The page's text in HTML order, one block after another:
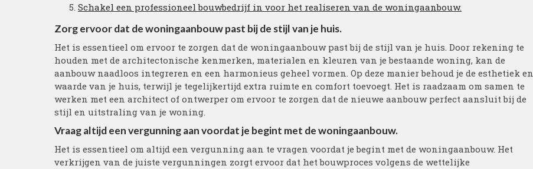
Schakel een professioneel bouwbedrijf in voor het realiseren van de woningaanbouw.
Zorg ervoor dat de woningaanbouw past bij de stijl van je huis.
Het is essentieel om ervoor te zorgen dat de woningaanbouw past bij de stijl van je huis. Door rekening te
houden met de architectonische kenmerken, materialen en kleuren van je bestaande woning, kan de
aanbouw naadloos integreren en een harmonieus geheel vormen. Op deze manier behoud je de esthetiek en
waarde van je huis, terwijl je tegelijkertijd extra ruimte en comfort toevoegt. Het is raadzaam om samen te
werken met een architect of ontwerper om ervoor te zorgen dat de nieuwe aanbouw perfect aansluit bij de
stijl en uitstraling van je woning.
Vraag altijd een vergunning aan voordat je begint met de woningaanbouw.
Het is essentieel om altijd een vergunning aan te vragen voordat je begint met de woningaanbouw. Het
verkrijgen van de juiste vergunningen zorgt ervoor dat het bouwproces volgens de wettelijke